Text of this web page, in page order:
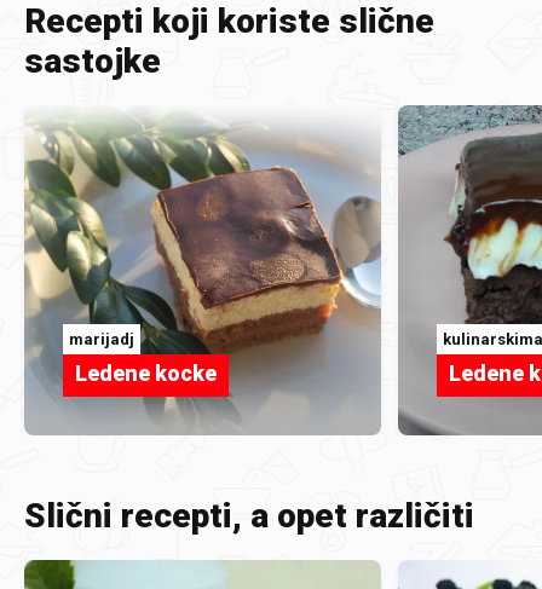
Recepti koji koriste slične
sastojke
marijadj
Ledene kocke Ledene
Slični recepti, a opet različiti